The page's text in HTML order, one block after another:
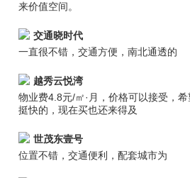
来价值空间。
交通晓时代
一直很不错，交通方便，南北通透的
越秀云悦湾
物业费4.8元/㎡·月，价格可以接受，
挺快的，现在买也还来得及
世茂东壹号
位置不错，交通便利，配套城市为